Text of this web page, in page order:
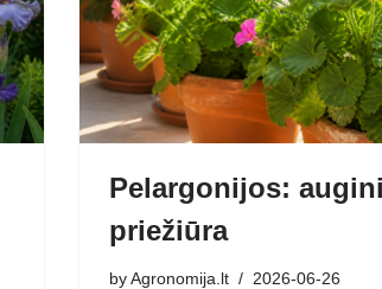
Pelargonijos:
priežiūra
byAgronomija.lt 2026-06-26